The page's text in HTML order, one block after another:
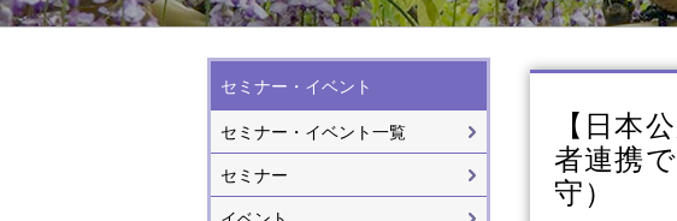
【日本
者連携
守）
セミナー・イベント
セミナー・イベント一覧
セミナー